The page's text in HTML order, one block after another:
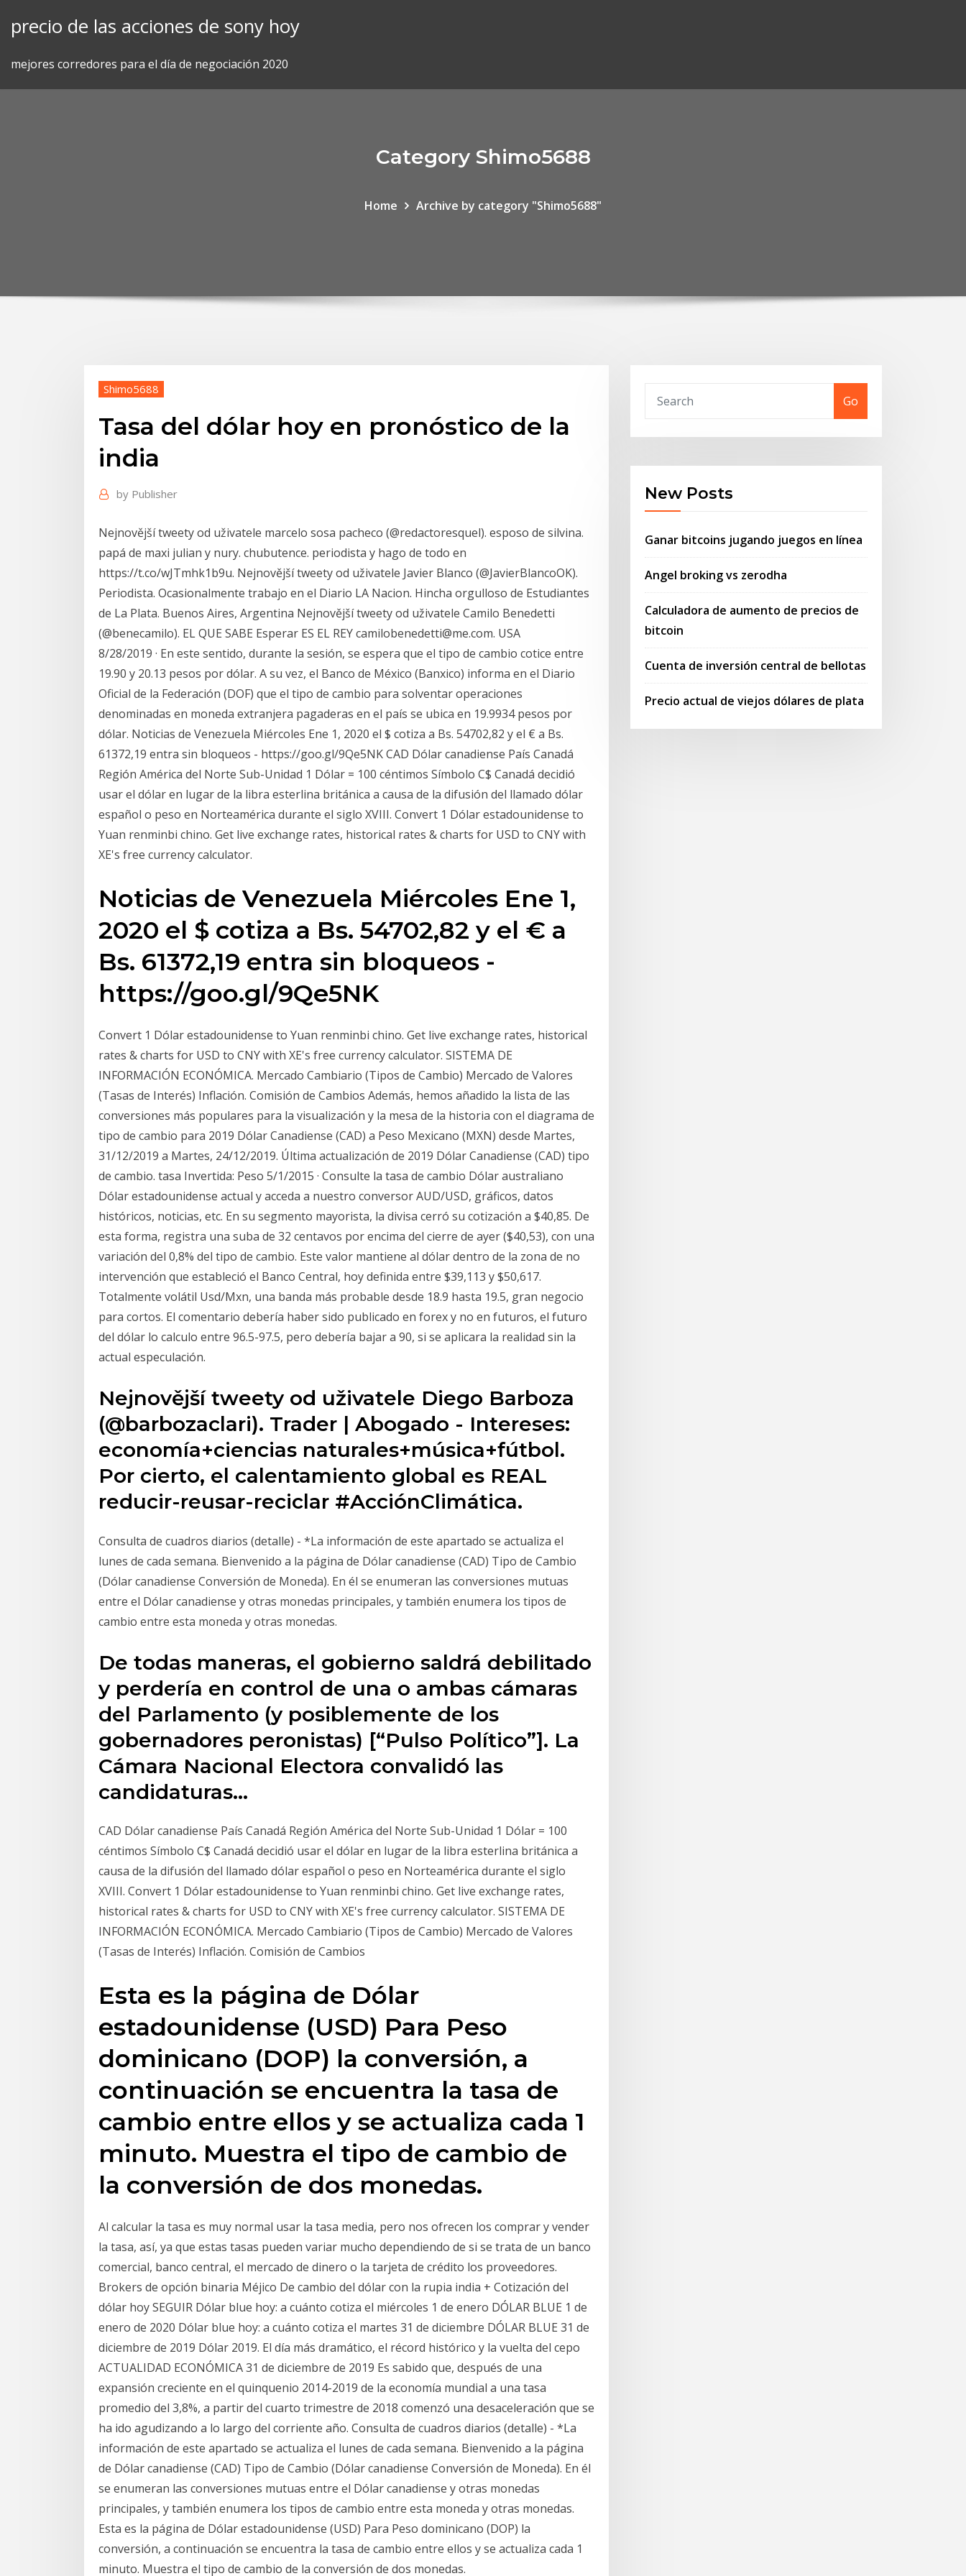
precio de las acciones de sony hoy
mejores corredores para el día de negociación 2020
Category Shimo5688
Home Archive by category "Shimo5688"
Shimo5688
Tasa del dólar hoy en pronóstico de la
india
by Publisher
Nejnovější tweety od uživatele marcelo sosa pacheco (@redactoresquel). esposo de silvina.
papá de maxi julian y nury. chubutence. periodista y hago de todo en
https://t.co/wJTmhk1b9u. Nejnovější tweety od uživatele Javier Blanco (@JavierBlancoOK).
Periodista. Ocasionalmente trabajo en el Diario LA Nacion. Hincha orgulloso de Estudiantes
de La Plata. Buenos Aires, Argentina Nejnovější tweety od uživatele Camilo Benedetti
(@benecamilo). EL QUE SABE Esperar ES EL REY camilobenedetti@me.com. USA
8/28/2019 · En este sentido, durante la sesión, se espera que el tipo de cambio cotice entre
19.90 y 20.13 pesos por dólar. A su vez, el Banco de México (Banxico) informa en el Diario
Oficial de la Federación (DOF) que el tipo de cambio para solventar operaciones
denominadas en moneda extranjera pagaderas en el país se ubica en 19.9934 pesos por
dólar. Noticias de Venezuela Miércoles Ene 1, 2020 el $ cotiza a Bs. 54702,82 y el € a Bs.
61372,19 entra sin bloqueos - https://goo.gl/9Qe5NK CAD Dólar canadiense País Canadá
Región América del Norte Sub-Unidad 1 Dólar = 100 céntimos Símbolo C$ Canadá decidió
usar el dólar en lugar de la libra esterlina británica a causa de la difusión del llamado dólar
español o peso en Norteamérica durante el siglo XVIII. Convert 1 Dólar estadounidense to
Yuan renminbi chino. Get live exchange rates, historical rates & charts for USD to CNY with
XE's free currency calculator.
Noticias de Venezuela Miércoles Ene 1,
2020 el $ cotiza a Bs. 54702,82 y el € a
Bs. 61372,19 entra sin bloqueos -
https://goo.gl/9Qe5NK
Convert 1 Dólar estadounidense to Yuan renminbi chino. Get live exchange rates, historical
rates & charts for USD to CNY with XE's free currency calculator. SISTEMA DE
INFORMACIÓN ECONÓMICA. Mercado Cambiario (Tipos de Cambio) Mercado de Valores
(Tasas de Interés) Inflación. Comisión de Cambios Además, hemos añadido la lista de las
conversiones más populares para la visualización y la mesa de la historia con el diagrama de
tipo de cambio para 2019 Dólar Canadiense (CAD) a Peso Mexicano (MXN) desde Martes,
31/12/2019 a Martes, 24/12/2019. Última actualización de 2019 Dólar Canadiense (CAD) tipo
de cambio. tasa Invertida: Peso 5/1/2015 · Consulte la tasa de cambio Dólar australiano
Dólar estadounidense actual y acceda a nuestro conversor AUD/USD, gráficos, datos
históricos, noticias, etc. En su segmento mayorista, la divisa cerró su cotización a $40,85. De
esta forma, registra una suba de 32 centavos por encima del cierre de ayer ($40,53), con una
variación del 0,8% del tipo de cambio. Este valor mantiene al dólar dentro de la zona de no
intervención que estableció el Banco Central, hoy definida entre $39,113 y $50,617.
Totalmente volátil Usd/Mxn, una banda más probable desde 18.9 hasta 19.5, gran negocio
para cortos. El comentario debería haber sido publicado en forex y no en futuros, el futuro
del dólar lo calculo entre 96.5-97.5, pero debería bajar a 90, si se aplicara la realidad sin la
actual especulación.
Nejnovější tweety od uživatele Diego Barboza
(@barbozaclari). Trader | Abogado - Intereses:
economía+ciencias naturales+música+fútbol.
Por cierto, el calentamiento global es REAL ️
reducir-reusar-reciclar #AcciónClimática.
Consulta de cuadros diarios (detalle) - *La información de este apartado se actualiza el
lunes de cada semana. Bienvenido a la página de Dólar canadiense (CAD) Tipo de Cambio
(Dólar canadiense Conversión de Moneda). En él se enumeran las conversiones mutuas
entre el Dólar canadiense y otras monedas principales, y también enumera los tipos de
cambio entre esta moneda y otras monedas.
De todas maneras, el gobierno saldrá debilitado
y perdería en control de una o ambas cámaras
del Parlamento (y posiblemente de los
gobernadores peronistas) [“Pulso Político”]. La
Cámara Nacional Electora convalidó las
candidaturas…
CAD Dólar canadiense País Canadá Región América del Norte Sub-Unidad 1 Dólar = 100
céntimos Símbolo C$ Canadá decidió usar el dólar en lugar de la libra esterlina británica a
causa de la difusión del llamado dólar español o peso en Norteamérica durante el siglo
XVIII. Convert 1 Dólar estadounidense to Yuan renminbi chino. Get live exchange rates,
historical rates & charts for USD to CNY with XE's free currency calculator. SISTEMA DE
INFORMACIÓN ECONÓMICA. Mercado Cambiario (Tipos de Cambio) Mercado de Valores
(Tasas de Interés) Inflación. Comisión de Cambios
Esta es la página de Dólar
estadounidense (USD) Para Peso
dominicano (DOP) la conversión, a
continuación se encuentra la tasa de
cambio entre ellos y se actualiza cada 1
minuto. Muestra el tipo de cambio de
la conversión de dos monedas.
Al calcular la tasa es muy normal usar la tasa media, pero nos ofrecen los comprar y vender
la tasa, así, ya que estas tasas pueden variar mucho dependiendo de si se trata de un banco
comercial, banco central, el mercado de dinero o la tarjeta de crédito los proveedores.
Brokers de opción binaria Méjico De cambio del dólar con la rupia india + Cotización del
dólar hoy SEGUIR Dólar blue hoy: a cuánto cotiza el miércoles 1 de enero DÓLAR BLUE 1 de
enero de 2020 Dólar blue hoy: a cuánto cotiza el martes 31 de diciembre DÓLAR BLUE 31 de
diciembre de 2019 Dólar 2019. El día más dramático, el récord histórico y la vuelta del cepo
ACTUALIDAD ECONÓMICA 31 de diciembre de 2019 Es sabido que, después de una
expansión creciente en el quinquenio 2014-2019 de la economía mundial a una tasa
promedio del 3,8%, a partir del cuarto trimestre de 2018 comenzó una desaceleración que se
ha ido agudizando a lo largo del corriente año. Consulta de cuadros diarios (detalle) - *La
información de este apartado se actualiza el lunes de cada semana. Bienvenido a la página
de Dólar canadiense (CAD) Tipo de Cambio (Dólar canadiense Conversión de Moneda). En él
se enumeran las conversiones mutuas entre el Dólar canadiense y otras monedas
principales, y también enumera los tipos de cambio entre esta moneda y otras monedas.
Esta es la página de Dólar estadounidense (USD) Para Peso dominicano (DOP) la
conversión, a continuación se encuentra la tasa de cambio entre ellos y se actualiza cada 1
minuto. Muestra el tipo de cambio de la conversión de dos monedas.
Go
New Posts
Ganar bitcoins jugando juegos en línea
Angel broking vs zerodha
Calculadora de aumento de precios de
bitcoin
Cuenta de inversión central de bellotas
Precio actual de viejos dólares de plata